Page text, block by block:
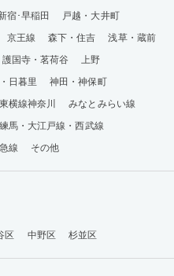
宿･早稲田
戸越・大井町
京王線 森下・住吉
浅草・蔵前
護国寺・茗荷谷
上野
日暮里
神田・神保町
東横線神奈川
みなとみらい線
練馬・大江戸線・西武線
線 その他
区 中野区 杉並区